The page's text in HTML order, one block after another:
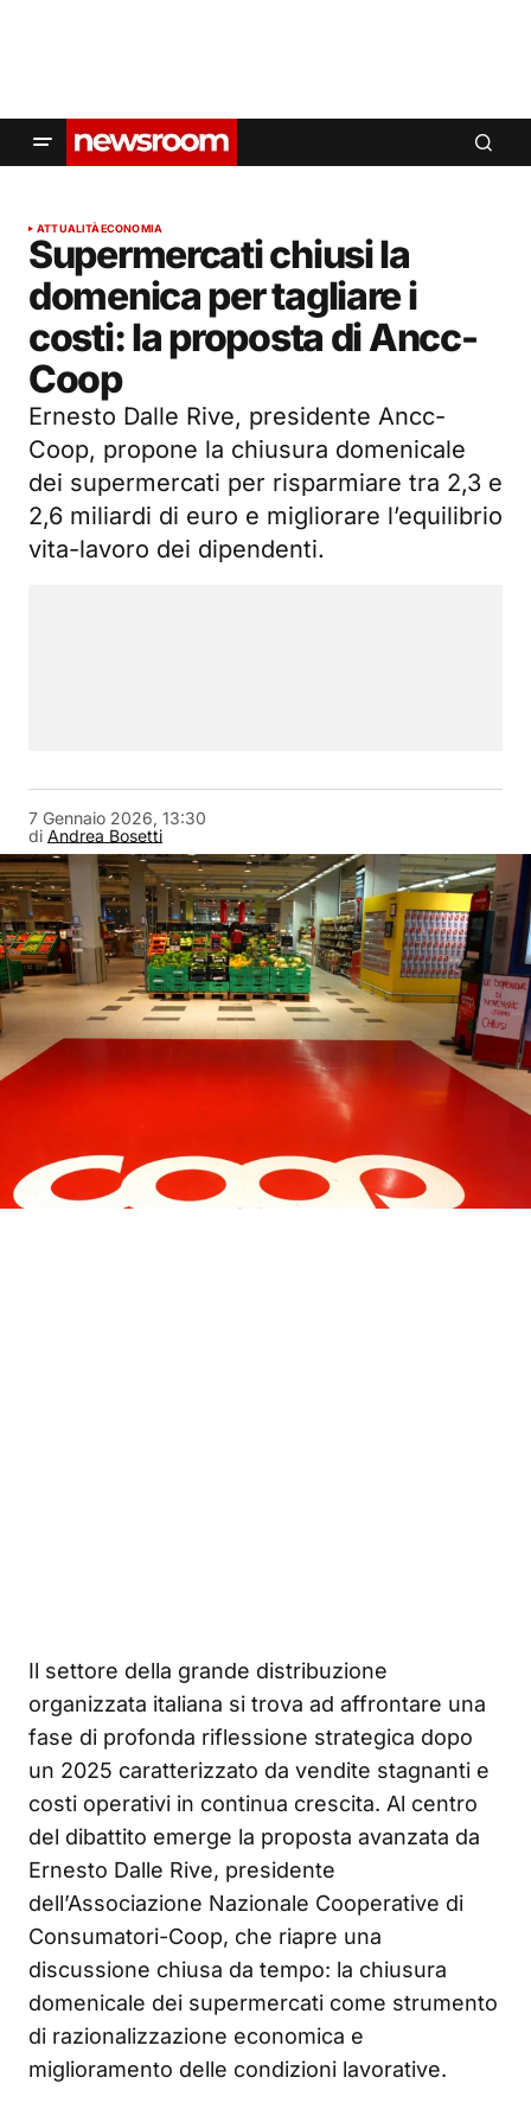
ATTUALITÀECONOMIA
Supermercati chiusi la
domenica per tagliare i
costi: la proposta di Ancc-
Coop
Ernesto Dalle Rive, presidente Ancc-
Coop, propone la chiusura domenicale
dei supermercati per risparmiare tra 2,3 e
2,6 miliardi di euro e migliorare l’equilibrio
vita-lavoro dei dipendenti.
di Andrea Bosetti
7 Gennaio 2026, 13:30
Il settore della grande distribuzione
organizzata italiana si trova ad affrontare una
fase di profonda riflessione strategica dopo
un 2025 caratterizzato da vendite stagnanti e
costi operativi in continua crescita. Al centro
del dibattito emerge la proposta avanzata da
Ernesto Dalle Rive, presidente
dell’Associazione Nazionale Cooperative di
Consumatori-Coop, che riapre una
discussione chiusa da tempo: la chiusura
domenicale dei supermercati come strumento
di razionalizzazione economica e
miglioramento delle condizioni lavorative.